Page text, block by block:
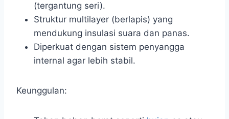
(tergantung seri).
Struktur multilayer (berlapis) yang
mendukung insulasi suara dan panas.
Diperkuat dengan sistem penyangga
internal agar lebih stabil.
Keunggulan: